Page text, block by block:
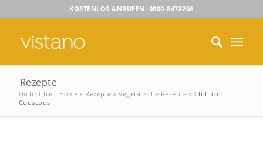
KOSTENLOS ANRUFEN: 0800-8478266
Rezepte
Du bist hier: Home » Rezepte »Vegetarische Rezepte » Chili con
Couscous